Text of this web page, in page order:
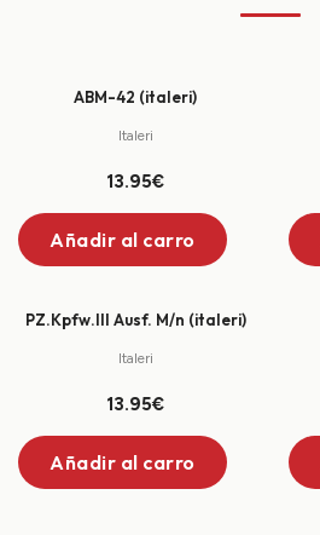
ABM-42 (italeri)
Italeri
13.95€
Añadir al carro +
PZ.Kpfw.III Ausf. M/n (italeri)
Italeri
13.95€
Añadir al carro